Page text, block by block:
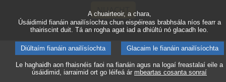
A chuairteoir, a chara,
Úsáidimid fianáin anailísíochta chun eispéireas brabhsála níos fearr a
thairiscint duit. Tá an rogha agat iad a dhiúltú nó glacadh leo.
Diúltaím fianáin anailísíochta Glacaim le fianáin anailísíochta
Le haghaidh aon fhaisnéis faoi na fianáin agus na logaí freastalaí eile a
úsáidimid, iarraimid ort go léifeá ár mbeartas cosanta sonraí
NUACHT